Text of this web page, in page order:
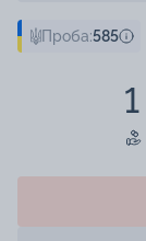
Проба:585
1